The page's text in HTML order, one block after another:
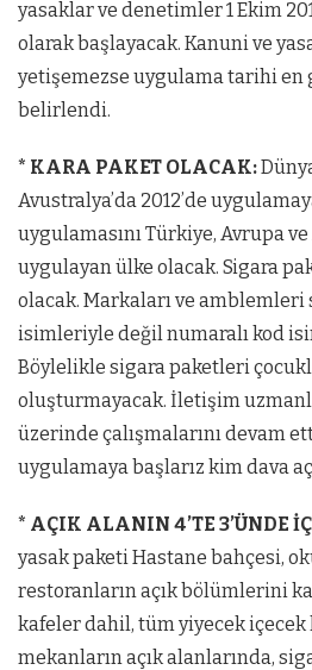
yasaklar ve denetimler 1 Ekim
olarak başlayacak. Kanuni ve
yetişemezse uygulama tarihi en
belirlendi.
* KARA PAKET OLACAK:
Avustralya’da 2012’de
uygulamasını Türkiye, Avrupa
uygulayan ülke olacak. Sigara
olacak. Markaları ve
isimleriyle değil numaralı kod
Böylelikle sigara paketleri
oluşturmayacak. İletişim
üzerinde çalışmalarını devam
uygulamaya başlarız kim dava
* AÇIK ALANIN 4’TE 3’ÜNDE
yasak paketi Hastane bahçesi,
restoranların açık bölümlerini
kafeler dahil, tüm yiyecek
mekanların açık alanlarında,